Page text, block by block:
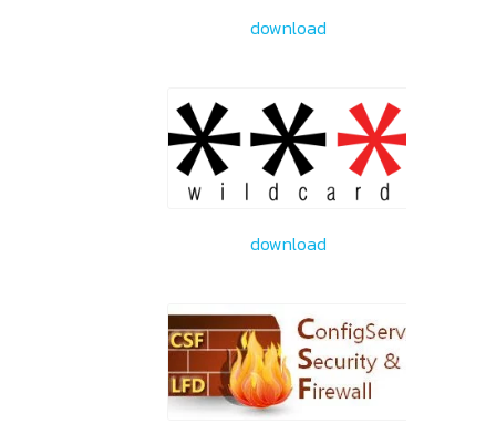
download
download